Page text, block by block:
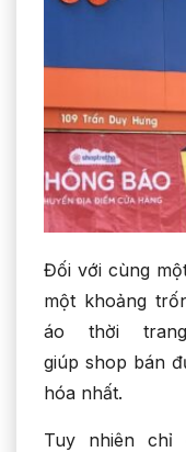
Đối với cùng
một khoảng
áo thời
giúp shop bán
hóa nhất.
Tuy nhiên chỉ